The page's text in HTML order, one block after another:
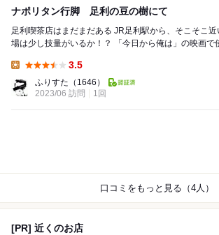
ナポリタン行脚 足利の豆の樹にて
足利喫茶店はまだまだある JR足利駅から、そこそこ近い 店前2台の駐車
場は少し技量がいるか！？ 「今日から俺は」の映画で使われたそう 店内
3.5
ふりすた （1646）
2023/06 訪問
1回
口コミをもっと見る（4人）
[PR] 近くのお店